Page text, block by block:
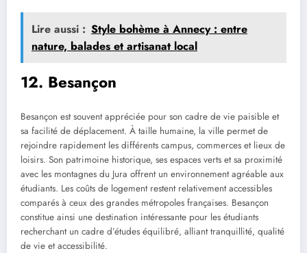
Lire aussi : Style bohème à Annecy : entre
nature, balades et artisanat local
12. Besançon
Besançon est souvent appréciée pour son cadre de vie paisible et
sa facilité de déplacement. À taille humaine, la ville permet de
rejoindre rapidement les différents campus, commerces et lieux de
loisirs. Son patrimoine historique, ses espaces verts et sa proximité
avec les montagnes du Jura offrent un environnement agréable aux
étudiants. Les coûts de logement restent relativement accessibles
comparés à ceux des grandes métropoles françaises. Besançon
constitue ainsi une destination intéressante pour les étudiants
recherchant un cadre d’études équilibré, alliant tranquillité, qualité
de vie et accessibilité.